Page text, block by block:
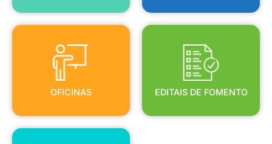
OFICINAS
OFICINAS
EDITAIS DE FOMENTO
EDITAIS DE FOMENTO